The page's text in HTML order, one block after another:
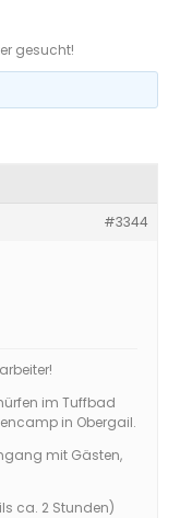
gesucht!
#3344
im Tuffbad
in Obergail.
mit Gästen,
ca. 2 Stunden)